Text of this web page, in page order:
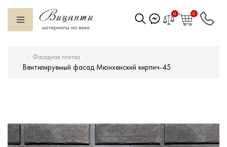
материалы на века
0 0
Искусственный камень
Тротуарная плитка
Фасадная плитка
Вентилируемый фасад Мюнхенский кирпич-45